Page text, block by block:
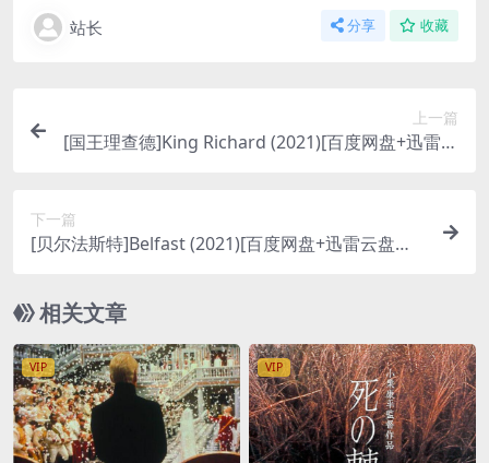
站长 分享 收藏
上一篇
[国王理查德]King Richard (2021)[百度网盘+迅雷云
下一篇
[贝尔法斯特]Belfast (2021)[百度网盘+迅雷云盘资
相关文章
VIP VIP